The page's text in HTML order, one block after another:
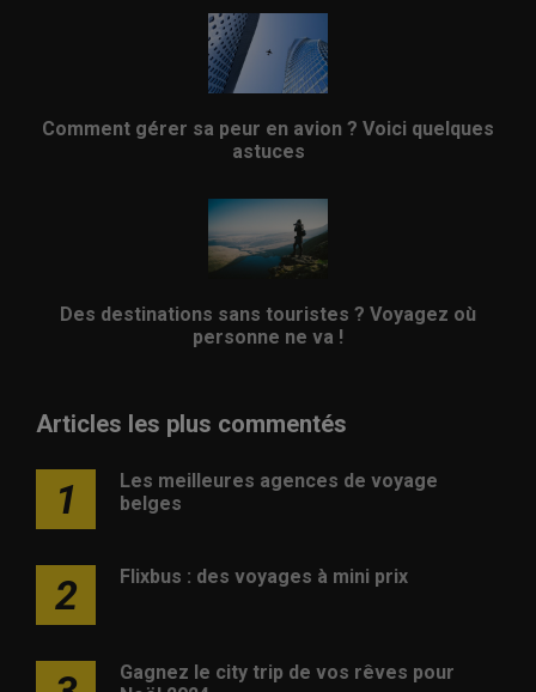
Comment gérer sa peur en avion ? Voici quelques
astuces
Des destinations sans touristes ? Voyagez où
personne ne va !
Articles les plus commentés
1
Les meilleures agences de voyage
belges
2 Flixbus : des voyages à mini prix
Gagnez le city trip de vos rêves pour